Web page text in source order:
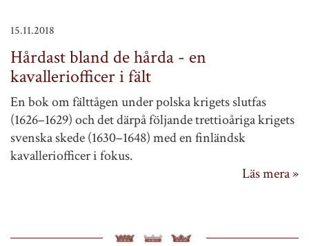
Hårdast bland de hårda - en
kavalleriofficer i fält
En bok om fälttågen under polska krigets slutfas
(1626–1629) och det därpå följande trettioåriga krigets
svenska skede (1630–1648) med en finländsk
kavalleriofficer i fokus.
Läs mera »
15.11.2018